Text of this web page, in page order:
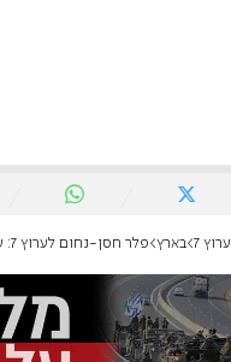
ערוץ 7 בארץ פלר חסן-נחום לערוץ 7: עלינו לנצח את מלחמת ההסברה - היא לא אבודה